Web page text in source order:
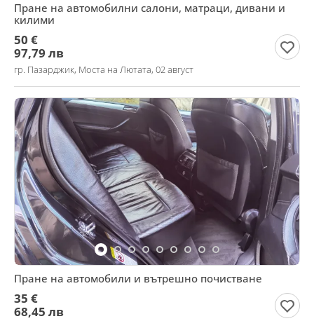
Пране на автомобилни салони, матраци, дивани и
килими
50 €
97,79 лв
гр. Пазарджик, Моста на Лютата, 02 август
Пране на автомобили и вътрешно почистване
35 €
68,45 лв